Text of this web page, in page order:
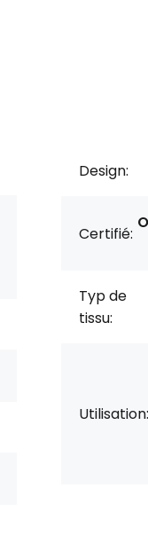
Design:
Certifié:
Typ de
tissu:
Utilisation: